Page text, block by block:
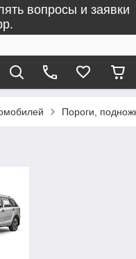
вопросы и заявки
Пороги,